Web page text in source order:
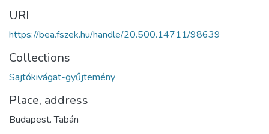
URI
https://bea.fszek.hu/handle/20.500.14711/98639
Collections
Sajtókivágat-gyűjtemény
Place, address
Budapest. Tabán